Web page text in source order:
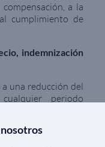
a la
cumplimiento de
indemnización
una reducción del
periodo